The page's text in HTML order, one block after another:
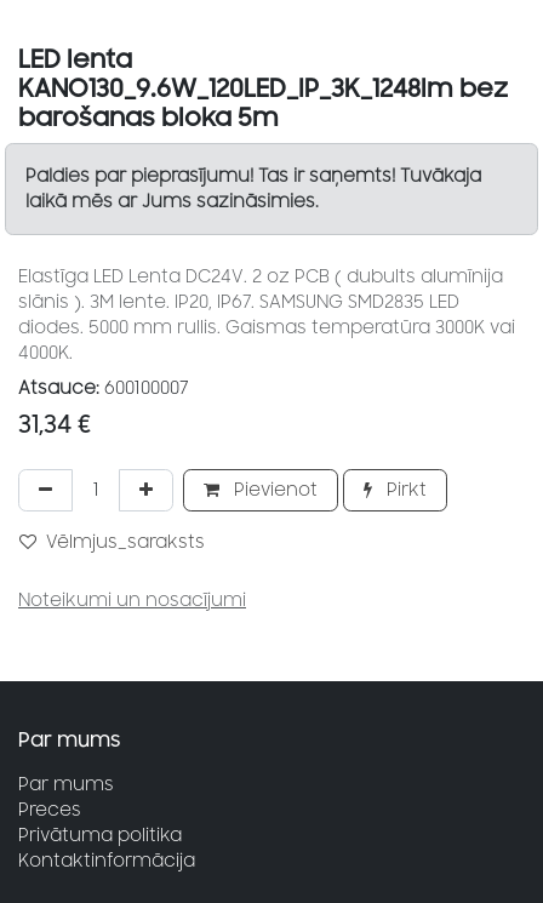
LED lenta
KANO130_9.6W_120LED_IP_3K_1248lm bez
barošanas bloka 5m
Paldies par pieprasījumu! Tas ir saņemts! Tuvākaja
laikā mēs ar Jums sazināsimies.
Elastīga LED Lenta DC24V. 2 oz PCB ( dubults alumīnija
slānis ). 3M lente. IP20, IP67. SAMSUNG SMD2835 LED
diodes. 5000 mm rullis. Gaismas temperatūra 3000K vai
4000K.
Atsauce: 600100007
31,34 €
Pievienot Pirkt
Vēlmjus_saraksts
Noteikumi un nosacījumi
Par mums
Par mums
Preces
Privātuma politika
Kontaktinformācija